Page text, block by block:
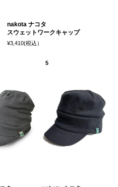
nakota ナコタ
スウェットワークキャップ
¥3,410(税込）